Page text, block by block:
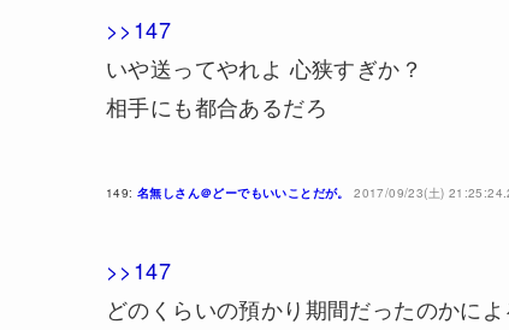
>>147
いや送ってやれよ 心狭すぎか？
相手にも都合あるだろ
149: 名無しさん＠どーでもいいことだが。 2017/09/23(土)
>>147
どのくらいの預かり期間だったのかに